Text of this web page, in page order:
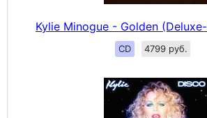
Kylie Minogue - Golden
CD 4799 руб.